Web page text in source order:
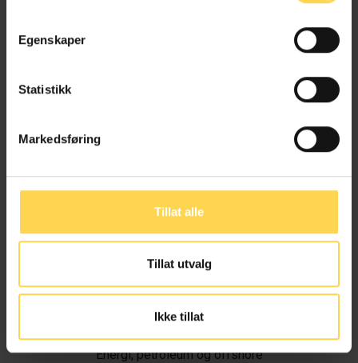
Egenskaper
Statistikk
Markedsføring
Tillat alle
Tillat utvalg
Ikke tillat
Energi, petroleum og offshore